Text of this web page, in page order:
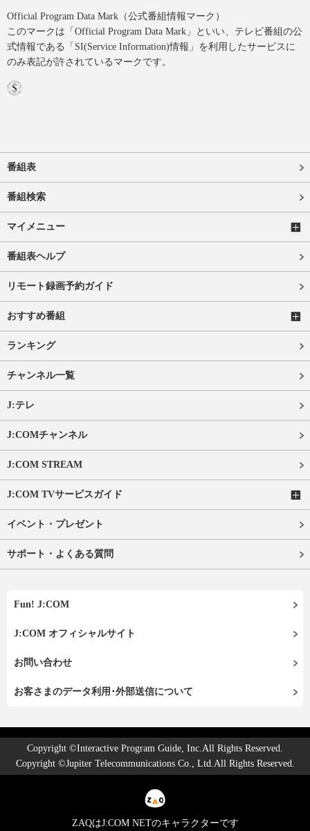
Official Program Data Mark（公式番組情報マーク）
このマークは「Official Program Data Mark」といい、テレビ番組の公
式情報である「SI(Service Information)情報」を利用したサービスに
のみ表記が許されているマークです。
番組表
番組検索
マイメニュー
番組表ヘルプ
リモート録画予約ガイド
おすすめ番組
ランキング
チャンネル一覧
J:テレ
J:COMチャンネル
J:COM STREAM
J:COM TVサービスガイド
イベント・プレゼント
サポート・よくある質問
Fun! J:COM
J:COM オフィシャルサイト
お問い合わせ
お客さまのデータ利用･外部送信について
Copyright ©Interactive Program Guide, Inc.All Rights Reserved.
Copyright ©Jupiter Telecommunications Co., Ltd.All Rights Reserved.
ZAQはJ:COM NETのキャラクターです